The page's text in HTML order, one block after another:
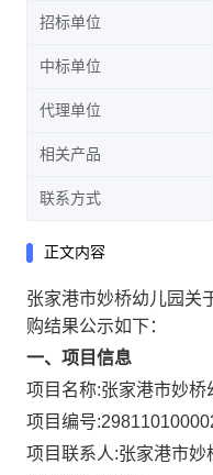
招标单位
中标单位
代理单位
相关产品
联系方式
正文内容
张家港市妙桥幼儿园关
购结果公示如下：
一、项目信息
项目名称:张家港市妙桥
项目编号:
项目联系人:张家港市妙